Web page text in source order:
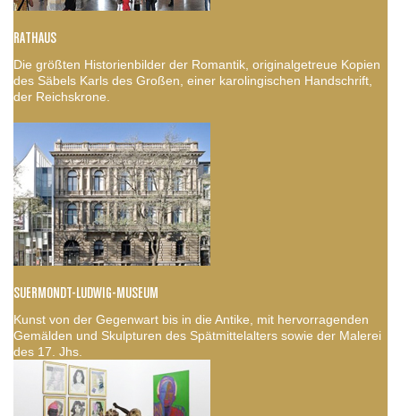
RATHAUS
Die größten Historienbilder der Romantik, originalgetreue Kopien
des Säbels Karls des Großen, einer karolingischen Handschrift,
der Reichskrone.
SUERMONDT-LUDWIG-MUSEUM
Kunst von der Gegenwart bis in die Antike, mit hervorragenden
Gemälden und Skulpturen des Spätmittelalters sowie der Malerei
des 17. Jhs.